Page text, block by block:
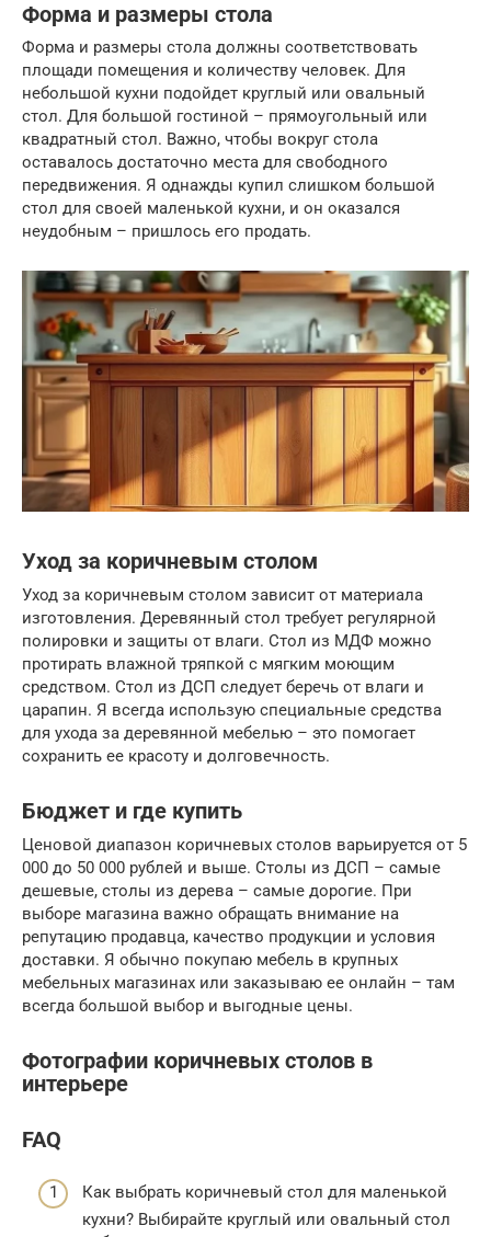
Форма и размеры стола
Форма и размеры стола должны соответствовать
площади помещения и количеству человек. Для
небольшой кухни подойдет круглый или овальный
стол. Для большой гостиной – прямоугольный или
квадратный стол. Важно, чтобы вокруг стола
оставалось достаточно места для свободного
передвижения. Я однажды купил слишком большой
стол для своей маленькой кухни, и он оказался
неудобным – пришлось его продать.
Уход за коричневым столом
Уход за коричневым столом зависит от материала
изготовления. Деревянный стол требует регулярной
полировки и защиты от влаги. Стол из МДФ можно
протирать влажной тряпкой с мягким моющим
средством. Стол из ДСП следует беречь от влаги и
царапин. Я всегда использую специальные средства
для ухода за деревянной мебелью – это помогает
сохранить ее красоту и долговечность.
Бюджет и где купить
Ценовой диапазон коричневых столов варьируется от 5
000 до 50 000 рублей и выше. Столы из ДСП – самые
дешевые, столы из дерева – самые дорогие. При
выборе магазина важно обращать внимание на
репутацию продавца, качество продукции и условия
доставки. Я обычно покупаю мебель в крупных
мебельных магазинах или заказываю ее онлайн – там
всегда большой выбор и выгодные цены.
Фотографии коричневых столов в
интерьере
FAQ
Как выбрать коричневый стол для маленькой
кухни? Выбирайте круглый или овальный стол